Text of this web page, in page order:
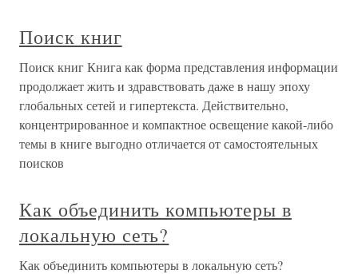
Поиск книг
Поиск книг Книга как форма представления информации
продолжает жить и здравствовать даже в нашу эпоху
глобальных сетей и гипертекста. Действительно,
концентрированное и компактное освещение какой-либо
темы в книге выгодно отличается от самостоятельных
поисков
Как объединить компьютеры в
локальную сеть?
Как объединить компьютеры в локальную сеть?